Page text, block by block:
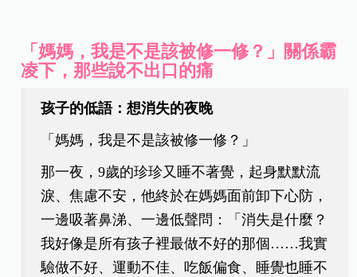
「媽媽，我是不是該被修一修？」關係霸
凌下，那些說不出口的痛
孩子的低語：想消失的夜晚
「媽媽，我是不是該被修一修？」
那一夜，9歲的珍珍又睡不著覺，起身默默流
淚、焦慮不安，他終於在媽媽面前卸下心防，
一邊吸著鼻涕、一邊低聲問：「消失是什麼？
我好像是所有孩子裡最做不好的那個……我實
驗做不好、運動不佳、吃飯偏食、睡覺也睡不